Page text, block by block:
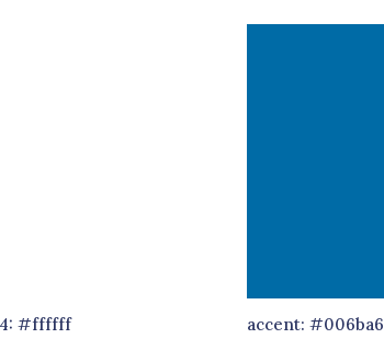
4: #ffffff accent: #006ba6